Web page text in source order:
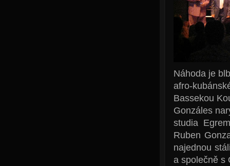
Náhoda je
afro-
Bassekou
Gonzáles
studia
Ruben
najednou
a společně s